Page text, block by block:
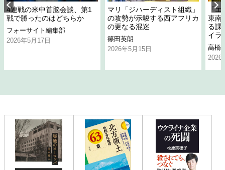
4連戦の米中首脳会談、第1
戦で勝ったのはどちらか
フォーサイト編集部
2026年5月17日
マリ「ジハーディスト組織」
の攻勢が示唆する西アフリカ
の更なる混迷
篠田英朗
2026年5月15日
「
東南
る課
イラ
高橋
2026